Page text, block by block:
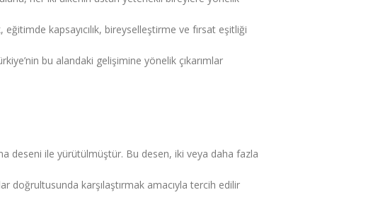
eğitimde kapsayıcılık, bireyselleştirme ve fırsat eşitliği
bu alandaki gelişimine yönelik çıkarımlar
deseni ile yürütülmüştür. Bu desen, iki veya daha fazla
doğrultusunda karşılaştırmak amacıyla tercih edilir